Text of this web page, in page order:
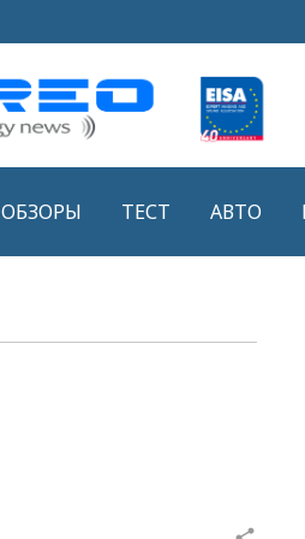
ОБЗОРЫ ТЕСТ АВТО